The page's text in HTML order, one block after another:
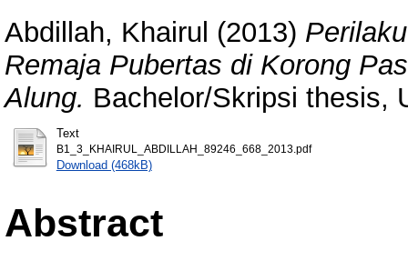
Abdillah, Khairul (2013)
Remaja Pubertas di Korong
Alung. Bachelor/Skripsi thesis,
Text
B1_3_KHAIRUL_ABDILLAH_89246_668_2013.pdf
Download (468kB)
Abstract